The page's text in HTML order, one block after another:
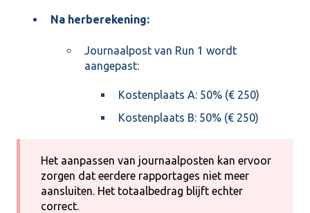
Na herberekening:
Journaalpost van Run 1 wordt
aangepast:
Kostenplaats A: 50% (€ 250)
Kostenplaats B: 50% (€ 250)
Het aanpassen van journaalposten kan ervoor
zorgen dat eerdere rapportages niet meer
aansluiten. Het totaalbedrag blijft echter
correct.